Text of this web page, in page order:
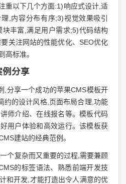
重以下几个方面:1)响应式设计,适
,内容分布有序;3)视觉效果吸引
丰富,满足用户需求;5)代码结构
关注网站的性能优化、SEO优化
高标准。
例分享
,分享一个成功的苹果CMS模板开
约的设计风格,页面布局合理,功能
师介绍、在线报名等。模板代码
用户体验和高效运行。该模板获
建站的经典范例。
个复杂而又重要的过程,需要兼顾
的标签语法、熟悉前端开发技
和开发,才能打造出令人满意的优